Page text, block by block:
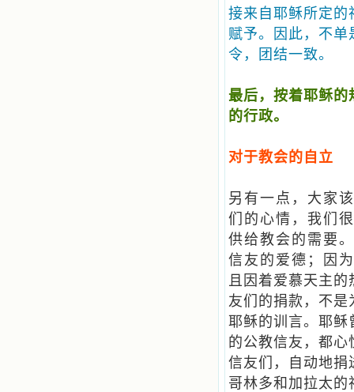
接来自耶稣所定的
赋予。因此，不
令，团结一致。
最后，按着耶稣的
的行政。
对于教会的自立
另有一点，大家
们的心情，我们
供给教会的需要
信友的爱德；因
且因着爱慕天主
友们的捐款，不
耶稣的训言。耶稣
的公教信友，都
信友们，自动地捐
哥林多和加拉太